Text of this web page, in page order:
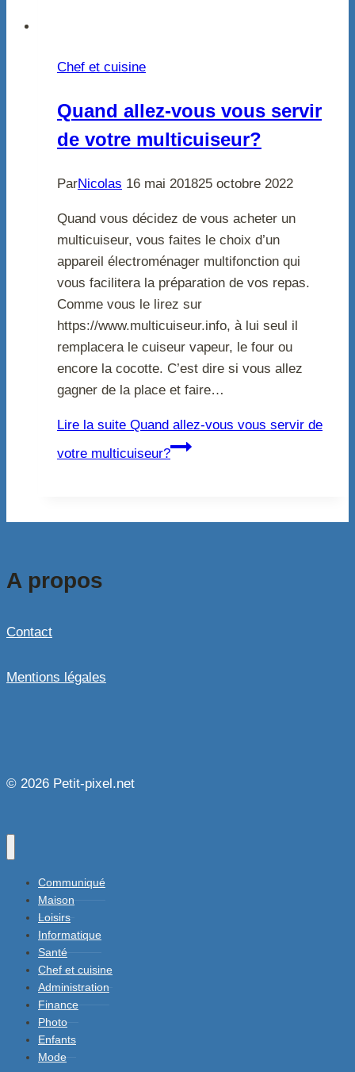
Chef et cuisine
Quand allez-vous vous servir
de votre multicuiseur?
ParNicolas 16 mai 201825 octobre 2022
Quand vous décidez de vous acheter un
multicuiseur, vous faites le choix d’un
appareil électroménager multifonction qui
vous facilitera la préparation de vos repas.
Comme vous le lirez sur
https://www.multicuiseur.info, à lui seul il
remplacera le cuiseur vapeur, le four ou
encore la cocotte. C’est dire si vous allez
gagner de la place et faire…
Lire la suite Quand allez-vous vous servir de
votre multicuiseur?
A propos
Contact
Mentions légales
© 2026 Petit-pixel.net
Communiqué
Maison
Loisirs
Informatique
Santé
Chef et cuisine
Administration
Finance
Photo
Enfants
Mode